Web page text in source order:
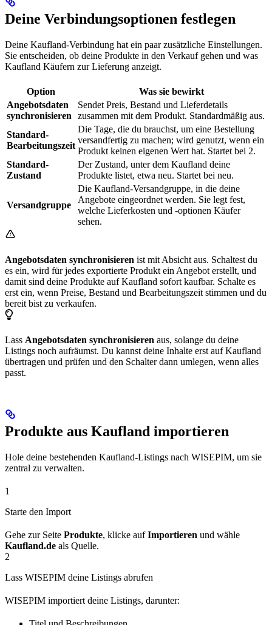
Deine Verbindungsoptionen festlegen
Deine Kaufland-Verbindung hat ein paar zusätzliche Einstellungen.
Sie entscheiden, ob deine Produkte in den Verkauf gehen und was
Kaufland Käufern zur Lieferung anzeigt.
Option
Was sie bewirkt
Angebotsdaten
synchronisieren
Sendet Preis, Bestand und Lieferdetails
zusammen mit dem Produkt. Standardmäßig aus.
Standard-
Bearbeitungszeit
Die Tage, die du brauchst, um eine Bestellung
versandfertig zu machen; wird genutzt, wenn ein
Produkt keinen eigenen Wert hat. Startet bei 2.
Standard-
Zustand
Der Zustand, unter dem Kaufland deine
Produkte listet, etwa neu. Startet bei neu.
Versandgruppe
Die Kaufland-Versandgruppe, in die deine
Angebote eingeordnet werden. Sie legt fest,
welche Lieferkosten und -optionen Käufer
sehen.
Angebotsdaten synchronisieren ist mit Absicht aus. Schaltest du
es ein, wird für jedes exportierte Produkt ein Angebot erstellt, und
damit sind deine Produkte auf Kaufland sofort kaufbar. Schalte es
erst ein, wenn Preise, Bestand und Bearbeitungszeit stimmen und du
bereit bist zu verkaufen.
Lass Angebotsdaten synchronisieren aus, solange du deine
Listings noch aufräumst. Du kannst deine Inhalte erst auf Kaufland
übertragen und prüfen und den Schalter dann umlegen, wenn alles
passt.
Produkte aus Kaufland importieren
Hole deine bestehenden Kaufland-Listings nach WISEPIM, um sie
zentral zu verwalten.
1
Starte den Import
Gehe zur Seite Produkte, klicke aufImportieren und wähle
Kaufland.de als Quelle.
2
Lass WISEPIM deine Listings abrufen
WISEPIM importiert deine Listings, darunter: